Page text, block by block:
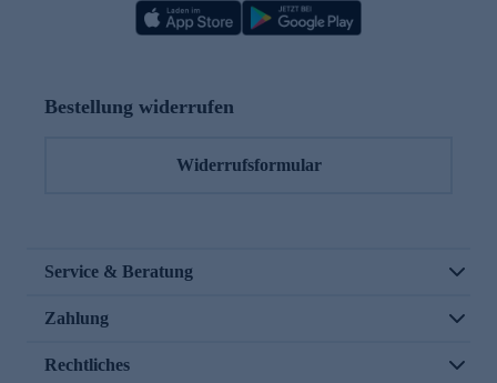
Bestellung widerrufen
Widerrufsformular
Service & Beratung
Zahlung
Rechtliches